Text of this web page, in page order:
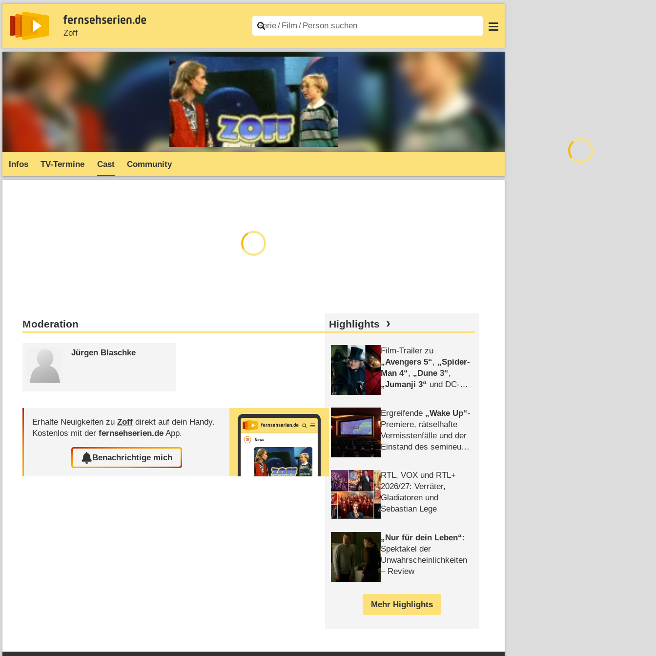
Zoff
News Entdecken Filme A–Z Login
Infos TV-Termine Cast Community
Moderation
Jürgen Blaschke
Erhalte Neuigkeiten zuZoff direkt auf dein Handy.
Kostenlos mit derfernsehserien.de App.
Benachrichtige mich
Highlights
Film-Trailer zu
Avengers 5 ,
Spider-
Man 4 , Dune 3 ,
Jumanji 3
und DC-
Ergreifende
Wake Up -
Premiere, rätselhafte
Vermisstenfälle und der
Einstand des semineuen
RTL, VOX und RTL+
2026/​27: Verräter,
Gladiatoren und
Sebastian Lege
Nur für dein Leben :
Spektakel der
Unwahrscheinlichkeiten
– Review
Mehr Highlights